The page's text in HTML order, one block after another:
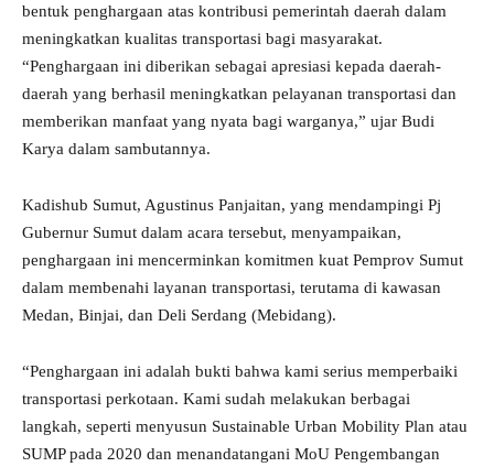
bentuk penghargaan atas kontribusi pemerintah daerah dalam
meningkatkan kualitas transportasi bagi masyarakat.
“Penghargaan ini diberikan sebagai apresiasi kepada daerah-
daerah yang berhasil meningkatkan pelayanan transportasi dan
memberikan manfaat yang nyata bagi warganya,” ujar Budi
Karya dalam sambutannya.
Kadishub Sumut, Agustinus Panjaitan, yang mendampingi Pj
Gubernur Sumut dalam acara tersebut, menyampaikan,
penghargaan ini mencerminkan komitmen kuat Pemprov Sumut
dalam membenahi layanan transportasi, terutama di kawasan
Medan, Binjai, dan Deli Serdang (Mebidang).
“Penghargaan ini adalah bukti bahwa kami serius memperbaiki
transportasi perkotaan. Kami sudah melakukan berbagai
langkah, seperti menyusun Sustainable Urban Mobility Plan atau
SUMP pada 2020 dan menandatangani MoU Pengembangan